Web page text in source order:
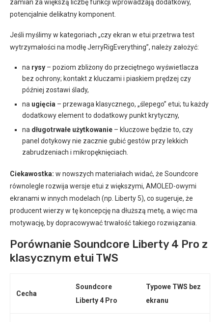
zamian za większą liczbę funkcji wprowadzają dodatkowy,
potencjalnie delikatny komponent.
Jeśli myślimy w kategoriach „czy ekran w etui przetrwa test
wytrzymałości na modłę JerryRigEverything”, należy założyć:
na rysy – poziom zbliżony do przeciętnego wyświetlacza
bez ochrony; kontakt z kluczami i piaskiem prędzej czy
później zostawi ślady,
na ugięcia – przewaga klasycznego, „ślepego” etui; tu każdy
dodatkowy element to dodatkowy punkt krytyczny,
na długotrwałe użytkowanie – kluczowe będzie to, czy
panel dotykowy nie zacznie gubić gestów przy lekkich
zabrudzeniach i mikropęknięciach.
Ciekawostka: w nowszych materiałach widać, że Soundcore
równolegle rozwija wersje etui z większymi, AMOLED-owymi
ekranami w innych modelach (np. Liberty 5), co sugeruje, że
producent wierzy w tę koncepcję na dłuższą metę, a więc ma
motywację, by dopracowywać trwałość takiego rozwiązania.
Porównanie Soundcore Liberty 4 Pro z
klasycznym etui TWS
Cecha
Soundcore
Liberty 4 Pro
Typowe TWS bez
ekranu